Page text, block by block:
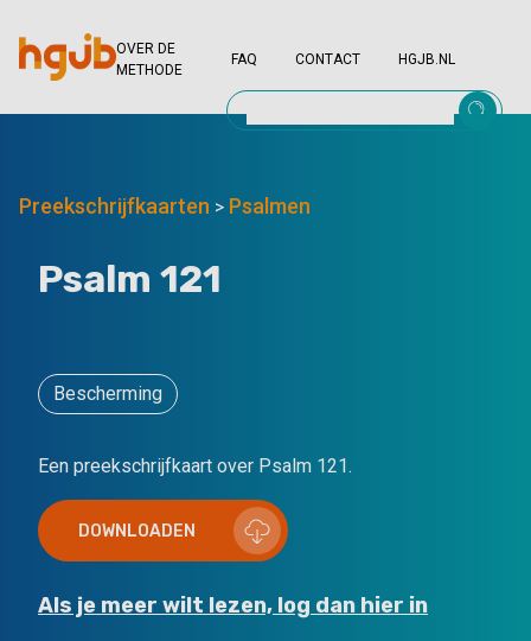
OVER DE
METHODE
FAQ CONTACT HGJB.NL
Preekschrijfkaarten > Psalmen
Psalm 121
Bescherming
Een preekschrijfkaart over Psalm 121.
DOWNLOADEN
Als je meer wilt lezen, log dan hier in